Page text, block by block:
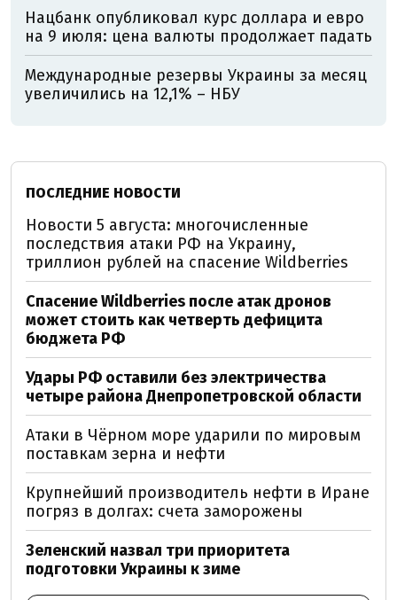
Нацбанк опубликовал курс доллара и евро
на 9 июля: цена валюты продолжает падать
Международные резервы Украины за месяц
увеличились на 12,1% – НБУ
ПОСЛЕДНИЕ НОВОСТИ
Новости 5 августа: многочисленные
последствия атаки РФ на Украину,
триллион рублей на спасение Wildberries
Спасение Wildberries после атак дронов
может стоить как четверть дефицита
бюджета РФ
Удары РФ оставили без электричества
четыре района Днепропетровской области
Атаки в Чёрном море ударили по мировым
поставкам зерна и нефти
Крупнейший производитель нефти в Иране
погряз в долгах: счета заморожены
Зеленский назвал три приоритета
подготовки Украины к зиме